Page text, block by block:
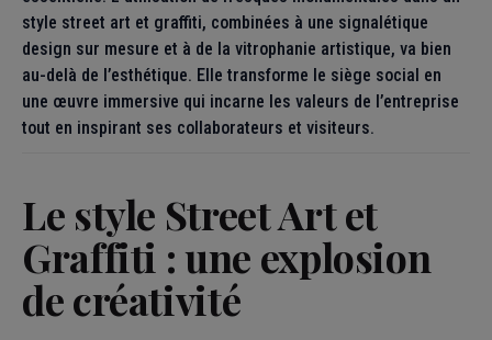
style street art et graffiti, combinées à une signalétique
design sur mesure et à de la vitrophanie artistique, va bien
au-delà de l’esthétique. Elle transforme le siège social en
une œuvre immersive qui incarne les valeurs de l’entreprise
tout en inspirant ses collaborateurs et visiteurs.
Le style Street Art et
Graffiti : une explosion
de créativité